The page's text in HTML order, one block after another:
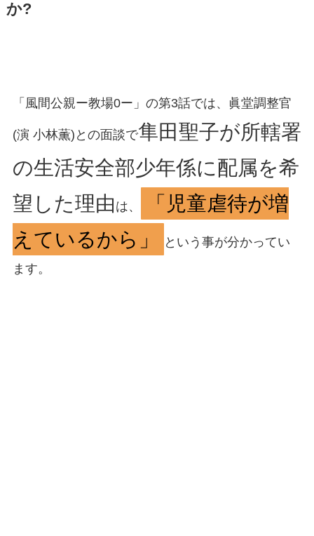
か?
「風間公親ー教場0ー」の第3話では、眞堂調整官
(演 小林薫)との面談で隼田聖子が所轄署
の生活安全部少年係に配属を希
望した理由 は、
「児童虐待が増
えているから」
という事が分かってい
ます。